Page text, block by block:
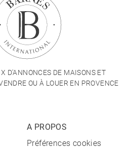
D'ANNONCES DE MAISONS ET
OU À LOUER EN PROVENCE
A PROPOS
Préférences cookies